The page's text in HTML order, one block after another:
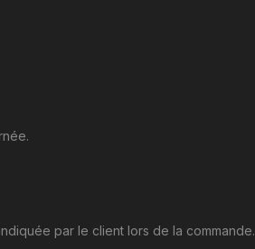
par le client lors de la commande.